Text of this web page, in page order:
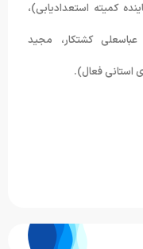
کمیته استعدادیابی)،
کشتکار، مجید
استانی فعال).